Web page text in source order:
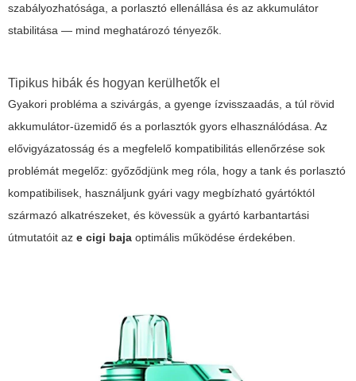
szabályozhatósága, a porlasztó ellenállása és az akkumulátor
stabilitása — mind meghatározó tényezők.
Tipikus hibák és hogyan kerülhetők el
Gyakori probléma a szivárgás, a gyenge ízvisszaadás, a túl rövid
akkumulátor-üzemidő és a porlasztók gyors elhasználódása. Az
elővigyázatosság és a megfelelő kompatibilitás ellenőrzése sok
problémát megelőz: győződjünk meg róla, hogy a tank és porlasztó
kompatibilisek, használjunk gyári vagy megbízható gyártóktól
származó alkatrészeket, és kövessük a gyártó karbantartási
útmutatóit az e cigi baja optimális működése érdekében.